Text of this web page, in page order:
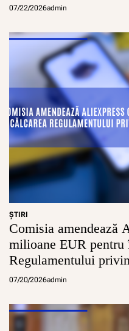
07/22/2026admin
ŞTIRI
Comisia amendează
milioane EUR pentru
Regulamentului
07/20/2026admin